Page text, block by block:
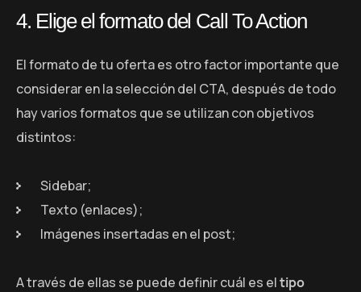
4. Elige el formato del Call To Action
El formato de tu oferta es otro factor importante que
considerar en la selección del CTA, después de todo
hay varios formatos que se utilizan con objetivos
distintos:
Sidebar;
Texto (enlaces);
Imágenes insertadas en el post;
A través de ellas se puede definir cuál es eltipo